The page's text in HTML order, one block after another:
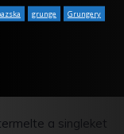
grunge
Grungery
a singleket